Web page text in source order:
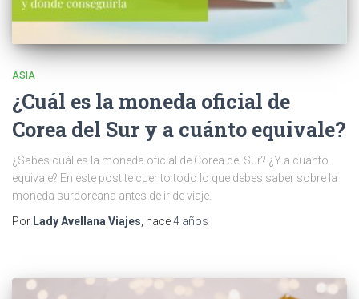
ASIA
¿Cuál es la moneda oficial de
Corea del Sur y a cuánto equivale?
¿Sabes cuál es la moneda oficial de Corea del Sur? ¿Y a cuánto
equivale? En este post te cuento todo lo que debes saber sobre la
moneda surcoreana antes de ir de viaje.
Por Lady Avellana Viajes , hace4 años